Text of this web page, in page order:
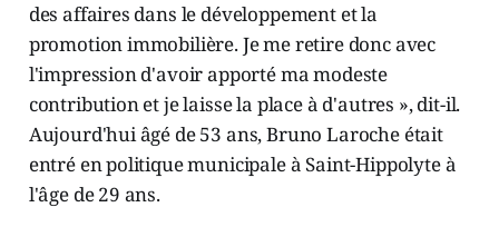
des affaires dans le développement et la
promotion immobilière. Je me retire donc avec
l'impression d'avoir apporté ma modeste
contribution et je laisse la place à d'autres », dit-il.
Aujourd'hui âgé de 53 ans, Bruno Laroche était
entré en politique municipale à Saint-Hippolyte à
l'âge de 29 ans.